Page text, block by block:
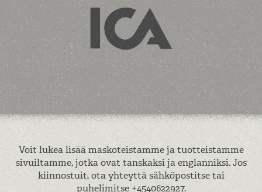
Voit lukea lisää maskoteistamme ja tuotteistamme
sivuiltamme, jotka ovat tanskaksi ja englanniksi. Jos
kiinnostuit, ota yhteyttä sähköpostitse tai
puhelimitse +4540622927.